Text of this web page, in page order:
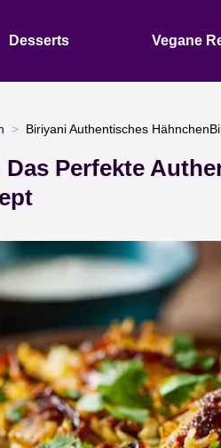
Desserts Vegane
Biriyani Authentisches
Perfekte